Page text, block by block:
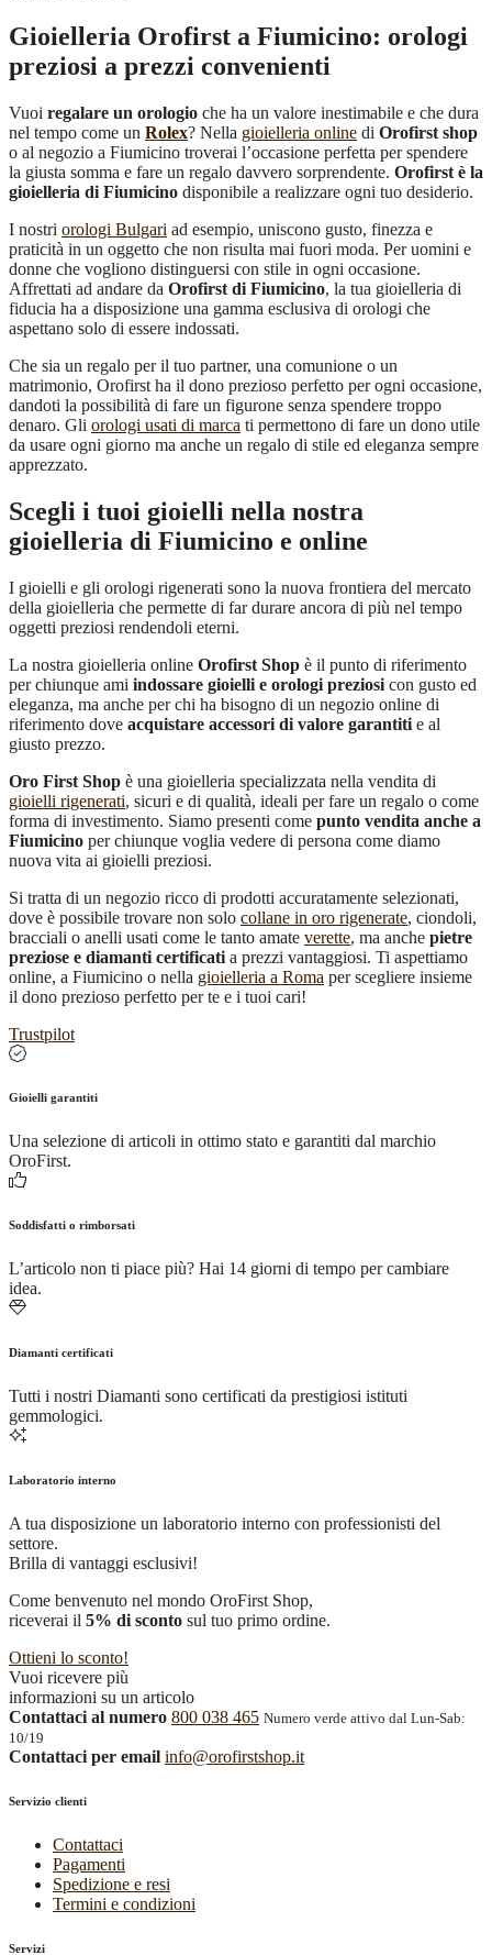
Gioielleria Orofirst a Fiumicino: orologi
preziosi a prezzi convenienti
Vuoi regalare un orologio che ha un valore inestimabile e che dura
nel tempo come un Rolex? Nella gioielleria online di Orofirst shop
o al negozio a Fiumicino troverai l’occasione perfetta per spendere
la giusta somma e fare un regalo davvero sorprendente. Orofirst è la
gioielleria di Fiumicino disponibile a realizzare ogni tuo desiderio.
I nostri orologi Bulgari ad esempio, uniscono gusto, finezza e
praticità in un oggetto che non risulta mai fuori moda. Per uomini e
donne che vogliono distinguersi con stile in ogni occasione.
Affrettati ad andare da Orofirst di Fiumicino, la tua gioielleria di
fiducia ha a disposizione una gamma esclusiva di orologi che
aspettano solo di essere indossati.
Che sia un regalo per il tuo partner, una comunione o un
matrimonio, Orofirst ha il dono prezioso perfetto per ogni occasione,
dandoti la possibilità di fare un figurone senza spendere troppo
denaro. Gli orologi usati di marca ti permettono di fare un dono utile
da usare ogni giorno ma anche un regalo di stile ed eleganza sempre
apprezzato.
Scegli i tuoi gioielli nella nostra
gioielleria di Fiumicino e online
I gioielli e gli orologi rigenerati sono la nuova frontiera del mercato
della gioielleria che permette di far durare ancora di più nel tempo
oggetti preziosi rendendoli eterni.
La nostra gioielleria online Orofirst Shop è il punto di riferimento
per chiunque ami indossare gioielli e orologi preziosi con gusto ed
eleganza, ma anche per chi ha bisogno di un negozio online di
riferimento dove acquistare accessori di valore garantiti e al
giusto prezzo.
Oro First Shop è una gioielleria specializzata nella vendita di
gioielli rigenerati, sicuri e di qualità, ideali per fare un regalo o come
forma di investimento. Siamo presenti come punto vendita anche a
Fiumicino per chiunque voglia vedere di persona come diamo
nuova vita ai gioielli preziosi.
Si tratta di un negozio ricco di prodotti accuratamente selezionati,
dove è possibile trovare non solo collane in oro rigenerate, ciondoli,
bracciali o anelli usati come le tanto amate verette, ma anche pietre
preziose e diamanti certificati a prezzi vantaggiosi. Ti aspettiamo
online, a Fiumicino o nella gioielleria a Roma per scegliere insieme
il dono prezioso perfetto per te e i tuoi cari!
Trustpilot
Gioielli garantiti
Una selezione di articoli in ottimo stato e garantiti dal marchio
OroFirst.
Soddisfatti o rimborsati
L’articolo non ti piace più? Hai 14 giorni di tempo per cambiare
idea.
Diamanti certificati
Tutti i nostri Diamanti sono certificati da prestigiosi istituti
gemmologici.
Laboratorio interno
A tua disposizione un laboratorio interno con professionisti del
settore.
Brilla di vantaggi esclusivi!
Come benvenuto nel mondo OroFirst Shop,
riceverai il 5% di sconto sul tuo primo ordine.
Ottieni lo sconto!
Vuoi ricevere più
informazioni su un articolo
Contattaci al numero 800 038 465 Numero verde attivo dal Lun-Sab:
10/19
Contattaci per email info@orofirstshop.it
Servizio clienti
Contattaci
Pagamenti
Spedizione e resi
Termini e condizioni
Servizi